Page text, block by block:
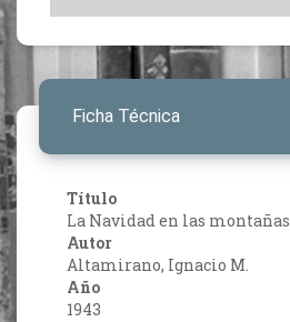
Ficha Técnica
Título
La Navidad en las montañas
Autor
Altamirano, Ignacio M.
Año
1943